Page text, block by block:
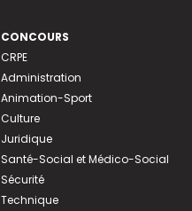
CONCOURS
CRPE
Administration
Animation-Sport
Culture
Juridique
Santé-Social et Médico-Social
Sécurité
Technique